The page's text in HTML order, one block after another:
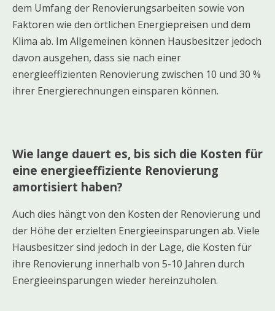
dem Umfang der Renovierungsarbeiten sowie von
Faktoren wie den örtlichen Energiepreisen und dem
Klima ab. Im Allgemeinen können Hausbesitzer jedoch
davon ausgehen, dass sie nach einer
energieeffizienten Renovierung zwischen 10 und 30 %
ihrer Energierechnungen einsparen können.
Wie lange dauert es, bis sich die Kosten für
eine energieeffiziente Renovierung
amortisiert haben?
Auch dies hängt von den Kosten der Renovierung und
der Höhe der erzielten Energieeinsparungen ab. Viele
Hausbesitzer sind jedoch in der Lage, die Kosten für
ihre Renovierung innerhalb von 5-10 Jahren durch
Energieeinsparungen wieder hereinzuholen.